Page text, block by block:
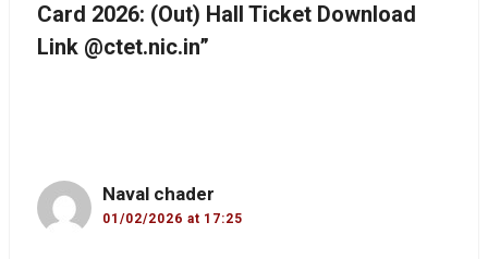
Card 2026: (Out) Hall Ticket Download
Link @ctet.nic.in”
Naval chader
01/02/2026 at 17:25